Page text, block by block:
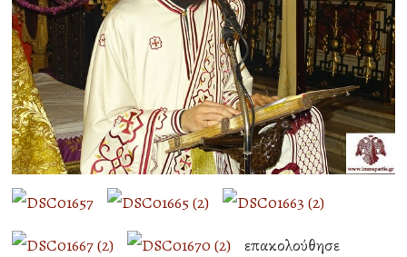
επακολούθησε